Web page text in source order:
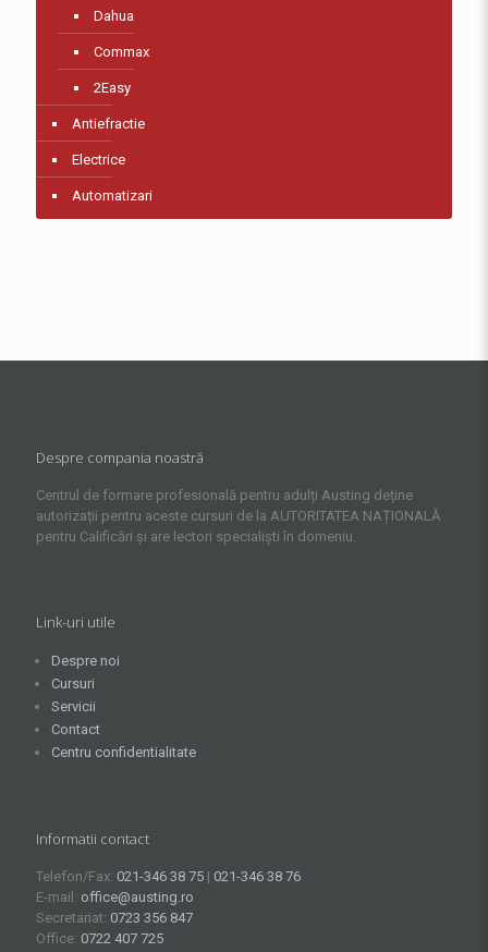
Dahua
Commax
2Easy
Antiefractie
Electrice
Automatizari
Despre compania noastră
Centrul de formare profesională pentru adulți Austing deține
autorizații pentru aceste cursuri de la AUTORITATEA NAȚIONALĂ
pentru Calificări și are lectori specialiști în domeniu.
Link-uri utile
Despre noi
Cursuri
Servicii
Contact
Centru confidentialitate
Informatii contact
Telefon/Fax: 021-346 38 75 | 021-346 38 76
E-mail: office@austing.ro
Secretariat: 0723 356 847
Office: 0722 407 725